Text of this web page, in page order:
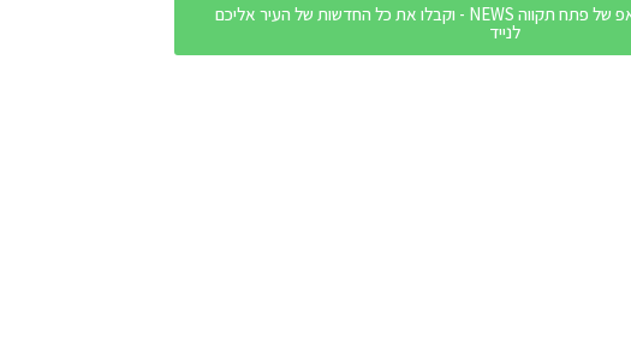
הצטרפו לקבוצת הוואטסאפ של פתח תקווה NEWS - וקבלו את כל החדשות של העיר אליכם
לנייד